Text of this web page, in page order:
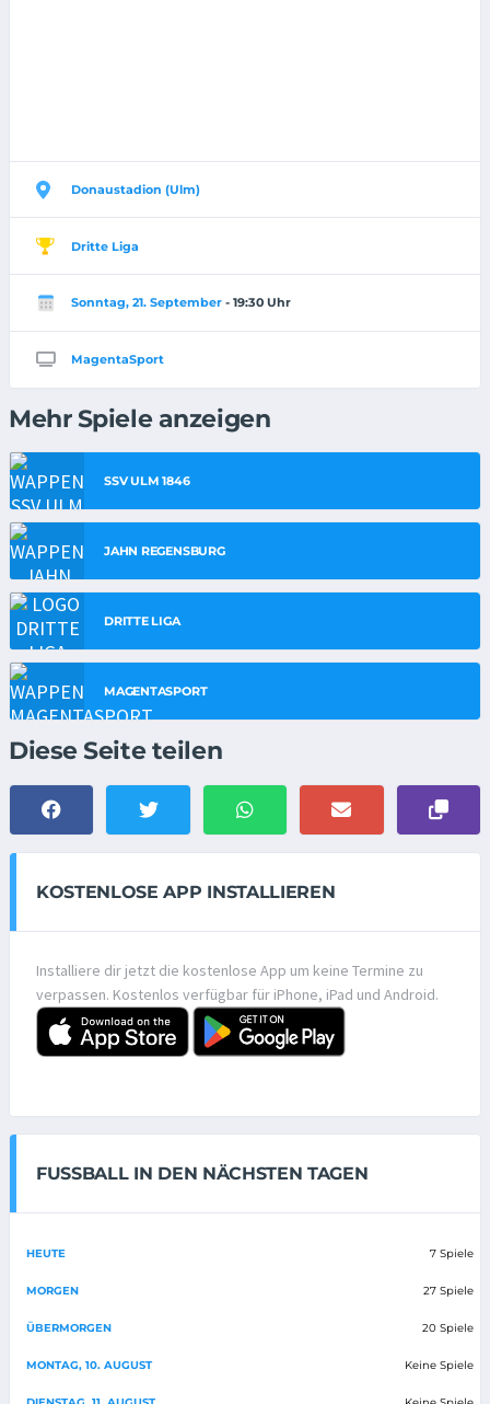
Donaustadion (Ulm)
Dritte Liga
Sonntag, 21. September - 19:30 Uhr
MagentaSport
Mehr Spiele anzeigen
SSV ULM 1846
JAHN REGENSBURG
DRITTE LIGA
MAGENTASPORT
Diese Seite teilen
KOSTENLOSE APP INSTALLIEREN
Installiere dir jetzt die kostenlose App um keine Termine zu
verpassen. Kostenlos verfügbar für iPhone, iPad und Android.
FUSSBALL IN DEN NÄCHSTEN TAGEN
HEUTE 7 Spiele
MORGEN 27 Spiele
ÜBERMORGEN 20 Spiele
MONTAG, 10. AUGUST Keine Spiele